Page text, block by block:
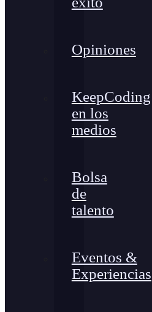
Opiniones
KeepCoding
en los
medios
Bolsa
de
talento
Eventos &
Experiencias